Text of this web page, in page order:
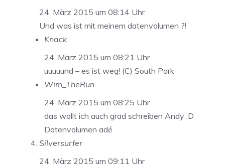
24. März 2015 um 08:14 Uhr
Und was ist mit meinem datenvolumen ?!
Knack
24. März 2015 um 08:21 Uhr
uuuuund – es ist weg! (C) South Park
Wim_TheRun
24. März 2015 um 08:25 Uhr
das wollt ich auch grad schreiben Andy :D
Datenvolumen adé
Silversurfer
24. März 2015 um 09:11 Uhr